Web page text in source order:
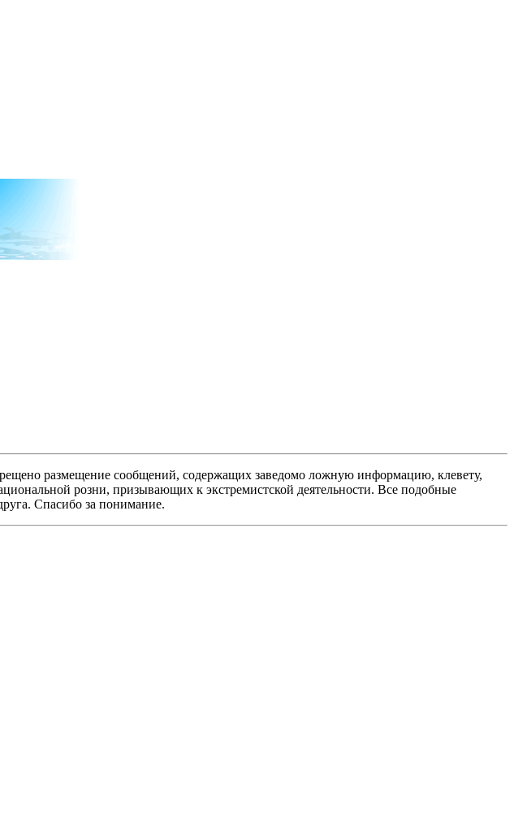
размещение сообщений, содержащих заведомо ложную информацию, клевету,
розни, призывающих к экстремистской деятельности. Все подобные
Спасибо за понимание.